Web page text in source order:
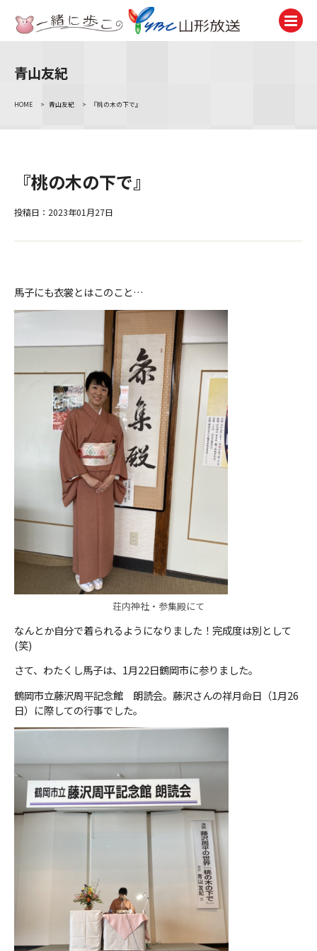
News
アナウンサー
試写会・プレゼント
Present
ＹＢＣオンデマンド
やまがた情熱市場
青山友紀
HOME > 青山友紀 > 『桃の木の下で』
『桃の木の下で』
投稿日：2023年01月27日
馬子にも衣裳とはこのこと…
荘内神社・参集殿にて
なんとか自分で着られるようになりました！完成度は別として
(笑)
さて、わたくし馬子は、1月22日鶴岡市に参りました。
鶴岡市立藤沢周平記念館 朗読会。藤沢さんの祥月命日（1月26
日）に際しての行事でした。